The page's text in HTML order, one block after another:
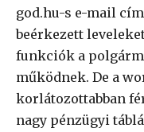
god.hu-s e-mail
beérkezett
funkciók a
működnek. De a
korlátozottabban
nagy pénzügyi